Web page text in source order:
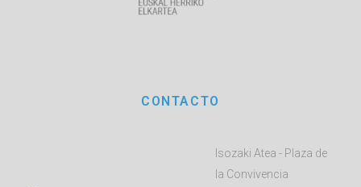
CONTACTO
Isozaki Atea - Plaza de
la Convivencia